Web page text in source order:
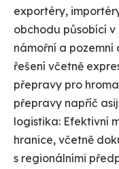
exportéry,
obchodu působící v
námořní a
řešení včetně
přepravy pro
přepravy napříč
logistika: Efektivní
hranice, včetně
s regionálními